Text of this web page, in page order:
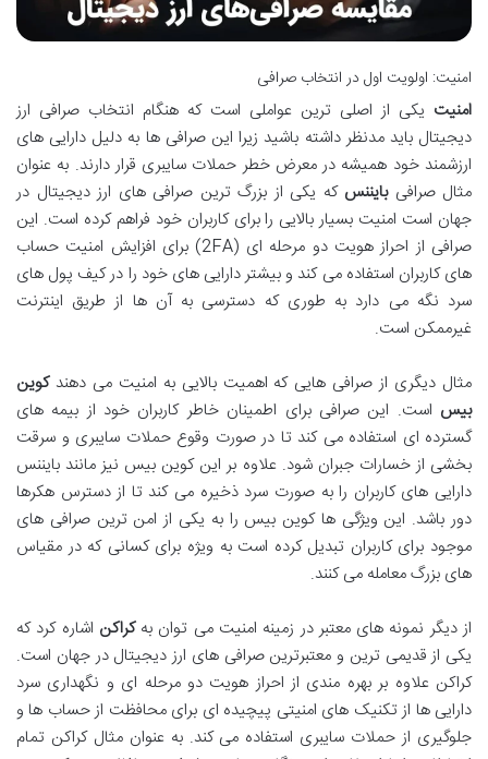
امنیت: اولویت اول در انتخاب صرافی
امنیت یکی از اصلی ترین عواملی است که هنگام انتخاب صرافی ارز
دیجیتال باید مدنظر داشته باشید زیرا این صرافی ها به دلیل دارایی های
ارزشمند خود همیشه در معرض خطر حملات سایبری قرار دارند. به عنوان
مثال صرافیبایننس که یکی از بزرگ ترین صرافی های ارز دیجیتال در
جهان است امنیت بسیار بالایی را برای کاربران خود فراهم کرده است. این
صرافی از احراز هویت دو مرحله ای (2FA) برای افزایش امنیت حساب
های کاربران استفاده می کند و بیشتر دارایی های خود را در کیف پول های
سرد نگه می دارد به طوری که دسترسی به آن ها از طریق اینترنت
غیرممکن است.
مثال دیگری از صرافی هایی که اهمیت بالایی به امنیت می دهندکوین
بیس است. این صرافی برای اطمینان خاطر کاربران خود از بیمه های
گسترده ای استفاده می کند تا در صورت وقوع حملات سایبری و سرقت
بخشی از خسارات جبران شود. علاوه بر این کوین بیس نیز مانند بایننس
دارایی های کاربران را به صورت سرد ذخیره می کند تا از دسترس هکرها
دور باشد. این ویژگی ها کوین بیس را به یکی از امن ترین صرافی های
موجود برای کاربران تبدیل کرده است به ویژه برای کسانی که در مقیاس
های بزرگ معامله می کنند.
از دیگر نمونه های معتبر در زمینه امنیت می توان بهکراکن اشاره کرد که
یکی از قدیمی ترین و معتبرترین صرافی های ارز دیجیتال در جهان است.
کراکن علاوه بر بهره مندی از احراز هویت دو مرحله ای و نگهداری سرد
دارایی ها از تکنیک های امنیتی پیچیده ای برای محافظت از حساب ها و
جلوگیری از حملات سایبری استفاده می کند. به عنوان مثال کراکن تمام